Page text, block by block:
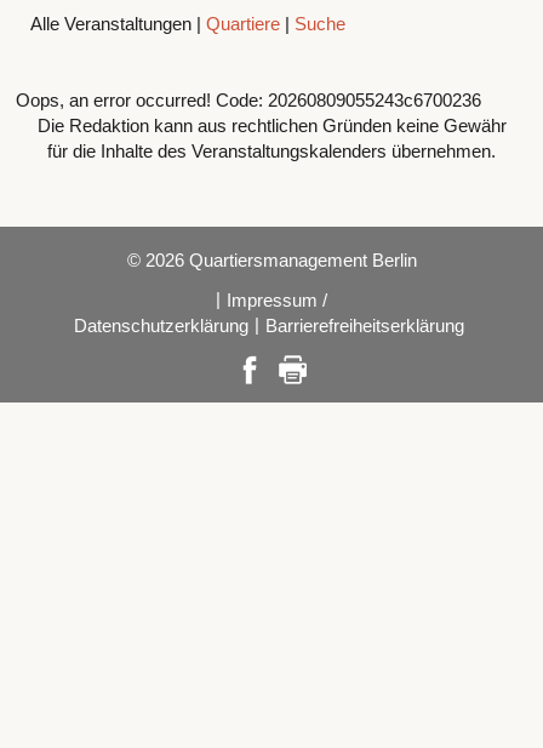
Alle Veranstaltungen | Quartiere | Suche
Oops, an error occurred! Code: 20260809055243c6700236
Die Redaktion kann aus rechtlichen Gründen keine Gewähr
für die Inhalte des Veranstaltungskalenders übernehmen.
© 2026 Quartiersmanagement Berlin
| Impressum /
Datenschutzerklärung | Barrierefreiheitserklärung